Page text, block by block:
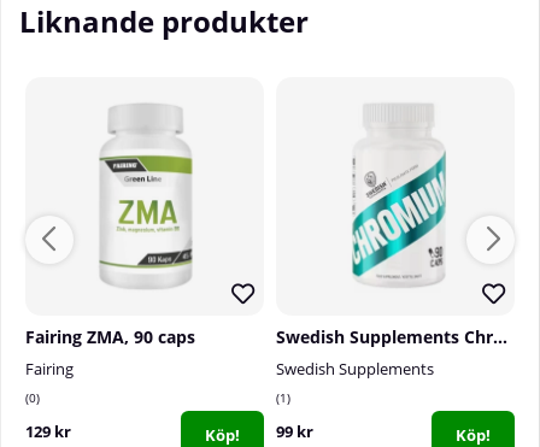
Liknande produkter
Fairing ZMA, 90 caps
Fairing
0
129 kr Köp!
Swedish Supplements Chromium, 90 caps
Swedish Supplements
1
99 kr Köp!